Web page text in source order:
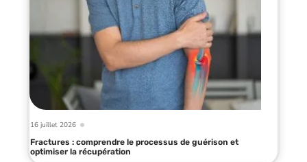
16 juillet 2026
Fractures : comprendre le processus de guérison et
optimiser la récupération